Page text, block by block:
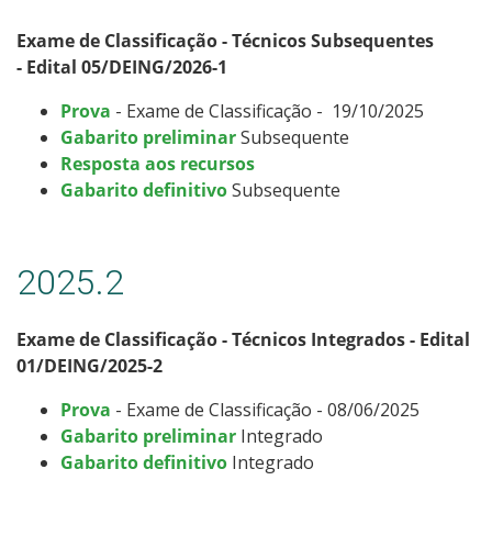
Exame de Classificação - Técnicos Subsequentes
- Edital 05/DEING/2026-1
Prova - Exame de Classificação - 19/10/2025
Gabarito preliminarSubsequente
Resposta aos recursos
Gabarito definitivoSubsequente
2025.2
Exame de Classificação - Técnicos Integrados - Edital
01/DEING/2025-2
Prova - Exame de Classificação - 08/06/2025
Gabarito preliminar Integrado
Gabarito definitivo Integrado